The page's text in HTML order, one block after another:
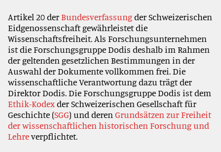
Artikel 20 derBundesverfassungder Schweizerischen
Eidgenossenschaft gewährleistet die
Wissenschaftsfreiheit. Als Forschungsunternehmen
ist die Forschungsgruppe Dodis deshalb im Rahmen
der geltenden gesetzlichen Bestimmungen in der
Auswahl der Dokumente vollkommen frei. Die
wissenschaftliche Verantwortung dazu trägt der
Direktor Dodis. Die Forschungsgruppe Dodis ist dem
Ethik-Kodexder Schweizerischen Gesellschaft für
Geschichte (SGG) und deren Grundsätzen zur Freiheit
der wissenschaftlichen historischen Forschung und
Lehreverpflichtet.